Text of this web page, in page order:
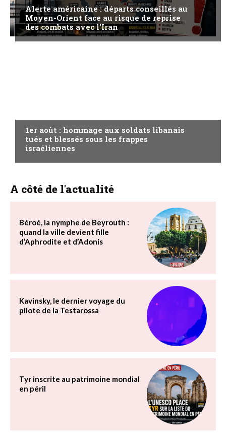
Alerte américaine : départs conseillés au
Moyen-Orient face au risque de reprise
des combats avec l’Iran
1er août : hommage aux soldats libanais
tués et blessés sous les frappes
israéliennes
A côté de l'actualité
Béroé, la nymphe de Beyrouth :
quand la ville devient fille
d’Aphrodite et d’Adonis
Kavinsky, le dernier voyage du
pilote de la Testarossa
Tyr inscrite au patrimoine mondial
en péril